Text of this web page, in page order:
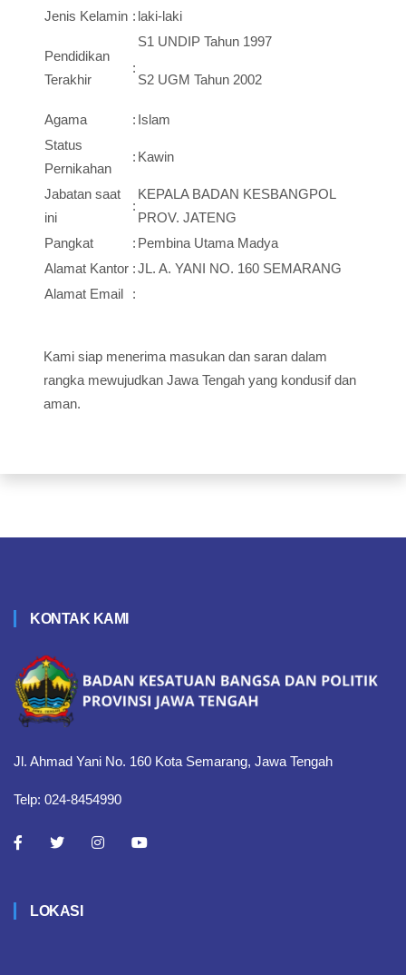
Jenis Kelamin : laki-laki
Pendidikan
Terakhir
:
S1 UNDIP Tahun 1997
S2 UGM Tahun 2002
Agama : Islam
Status
Pernikahan
: Kawin
Jabatan saat
ini
:
KEPALA BADAN KESBANGPOL
PROV. JATENG
Pangkat
: Pembina Utama Madya
Alamat Kantor :JL. A. YANI NO. 160 SEMARANG
Alamat Email
:
Kami siap menerima masukan dan saran dalam
rangka mewujudkan Jawa Tengah yang kondusif dan
aman.
KONTAK KAMI
Jl. Ahmad Yani No. 160 Kota Semarang, Jawa Tengah
Telp: 024-8454990
LOKASI